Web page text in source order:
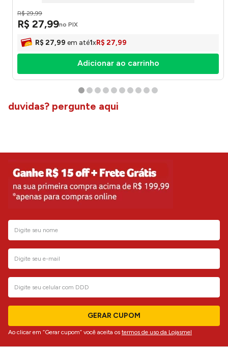
R$ 29,99
R$ 27,99no PIX
R$ 27,99 em até1xR$ 27,99
Adicionar ao carrinho
duvidas? pergunte aqui
GERAR CUPOM
Ao clicar em “Gerar cupom” você aceita os termos de uso da Lojasmel